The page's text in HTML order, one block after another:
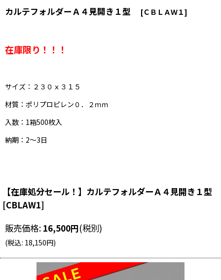
カルテフォルダーＡ４見開き１型 [ＣＢＬＡＷ１]
在庫限り！！！
サイズ：２３０ｘ３１５
材質：ポリプロピレン０．２ｍｍ
入数：1箱500枚入
納期：2〜3日
【在庫処分セール！】カルテフォルダーＡ４見開き１型
[CBLAW1]
販売価格: 16,500円(税別)
(税込: 18,150円)